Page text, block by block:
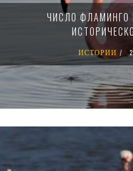
ЧИСЛО ФЛАМИНГО
ИСТОРИИ